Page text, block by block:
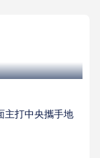
主打中央攜手地